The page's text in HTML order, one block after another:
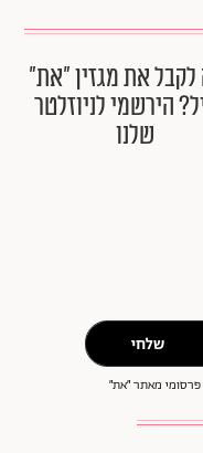
לקבל את מגזין ״את״
הירשמי לניוזלטר
שלנו
שלחי
מאתר ״את״